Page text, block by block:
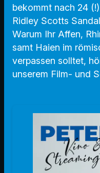
bekommt nach 24
Ridley Scotts
Warum Ihr Affen,
samt Haien im
verpassen solltet,
unserem Film- und